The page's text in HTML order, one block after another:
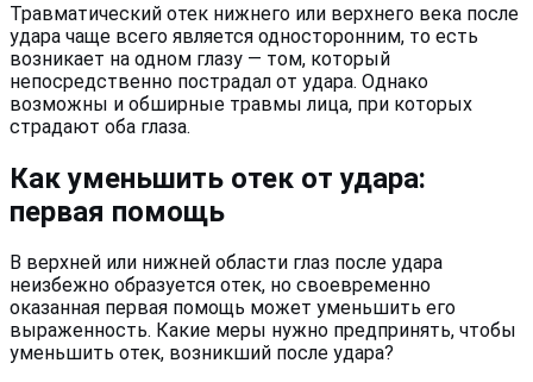
Травматический отек нижнего или верхнего века после
удара чаще всего является односторонним, то есть
возникает на одном глазу — том, который
непосредственно пострадал от удара. Однако
возможны и обширные травмы лица, при которых
страдают оба глаза.
Как уменьшить отек от удара:
первая помощь
В верхней или нижней области глаз после удара
неизбежно образуется отек, но своевременно
оказанная первая помощь может уменьшить его
выраженность. Какие меры нужно предпринять, чтобы
уменьшить отек, возникший после удара?